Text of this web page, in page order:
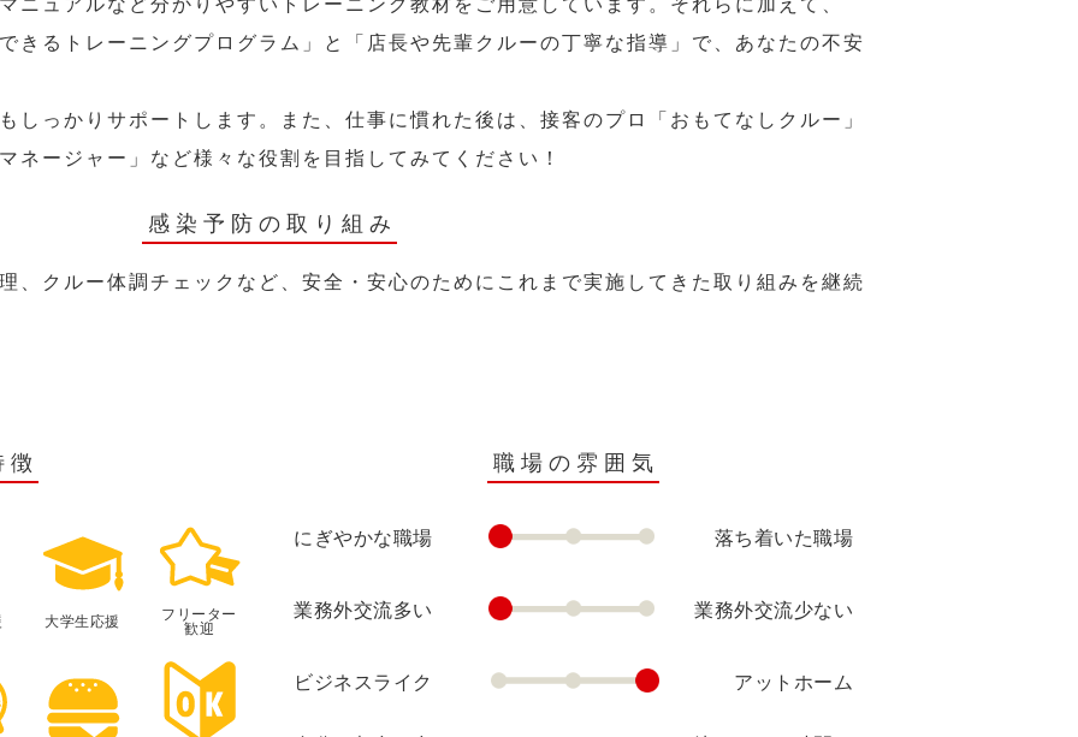
ニュアルなど分かりやすいトレーニング教材をご用意しています。それらに加えて、
きるトレーニングプログラム」と「店長や先輩クルーの丁寧な指導」で、あなたの不安
しっかりサポートします。また、仕事に慣れた後は、接客のプロ「おもてなしクルー」
ネージャー」など様々な役割を目指してみてください！
感染予防の取り組み
、クルー体調チェックなど、安全・安心のためにこれまで実施してきた取り組みを継続
徴
大学生応援
フリーター
歓迎
職場の雰囲気
にぎやかな職場 落ち着いた職場
業務外交流多い 業務外交流少ない
ビジネスライク アットホーム